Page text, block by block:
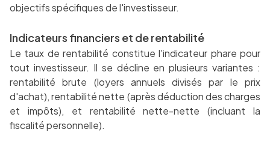
objectifs spécifiques de l'investisseur.
Indicateurs financiers et de rentabilité
Le taux de rentabilité constitue l'indicateur phare pour
tout investisseur. Il se décline en plusieurs variantes :
rentabilité brute (loyers annuels divisés par le prix
d'achat), rentabilité nette (après déduction des charges
et impôts), et rentabilité nette-nette (incluant la
fiscalité personnelle).